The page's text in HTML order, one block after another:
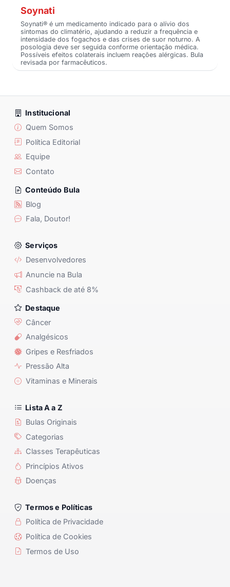
Soynati
Soynati® é um medicamento indicado para o alívio dos
sintomas do climatério, ajudando a reduzir a frequência e
intensidade dos fogachos e das crises de suor noturno. A
posologia deve ser seguida conforme orientação médica.
Possíveis efeitos colaterais incluem reações alérgicas. Bula
revisada por farmacêuticos.
Institucional
Quem Somos
Política Editorial
Equipe
Contato
Conteúdo Bula
Blog
Fala, Doutor!
Serviços
Desenvolvedores
Anuncie na Bula
Cashback de até 8%
Destaque
Câncer
Analgésicos
Gripes e Resfriados
Pressão Alta
Vitaminas e Minerais
Lista A a Z
Bulas Originais
Categorias
Classes Terapêuticas
Princípios Ativos
Doenças
Termos e Políticas
Política de Privacidade
Política de Cookies
Termos de Uso